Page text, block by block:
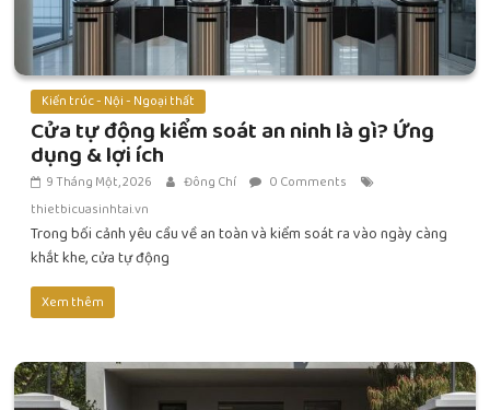
Kiến trúc - Nội - Ngoại thất
Cửa tự động kiểm soát an ninh là gì? Ứng
dụng & lợi ích
9 Tháng Một, 2026 Đông Chí
0 Comments
thietbicuasinhtai.vn
Trong bối cảnh yêu cầu về an toàn và kiểm soát ra vào ngày càng
khắt khe, cửa tự động
Xem thêm